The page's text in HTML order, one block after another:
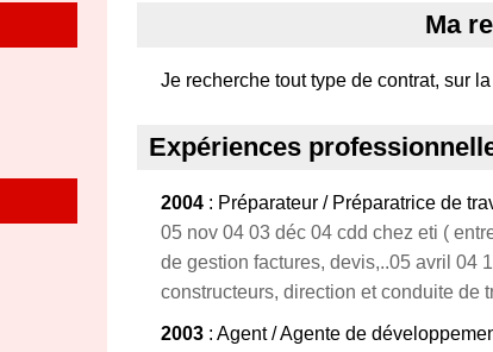
Ma
Je recherche tout type de contrat, sur
Expériences
2004 : Préparateur / Préparatrice de
05 nov 04 03 déc 04 cdd chez eti (
de gestion factures, devis,..05 avril 04
constructeurs, direction et conduite de
2003 : Agent / Agente de